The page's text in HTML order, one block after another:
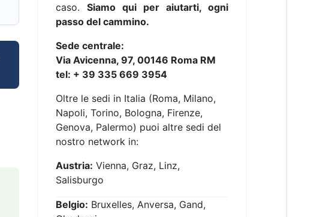
caso. Siamo qui per aiutarti, ogni
passo del cammino.
Sede centrale:
Via Avicenna, 97, 00146 Roma RM
tel: + 39 335 669 3954
Oltre le sedi in Italia (Roma, Milano,
Napoli, Torino, Bologna, Firenze,
Genova, Palermo) puoi altre sedi del
nostro network in:
Austria: Vienna, Graz, Linz,
Salisburgo
Belgio: Bruxelles, Anversa, Gand,